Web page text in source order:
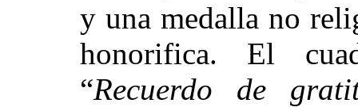
y una medalla no
honorifica. El
“Recuerdo de